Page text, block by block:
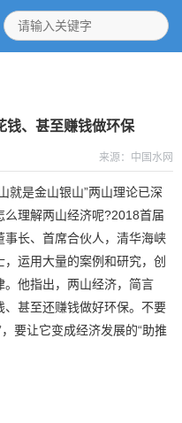
钱、甚至赚钱做环保
来源：中国水网
就是金山银山”两山理论已深
么理解两山经济呢?2018首届
长、首席合伙人，清华海峡
运用大量的案例和研究，创
他指出，两山经济，简言
甚至还赚钱做好环保。不要
要让它变成经济发展的“助推